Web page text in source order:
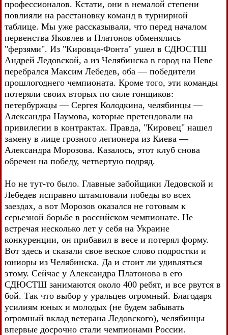
профессионалов. Кстати, они в немалой степени
повлияли на расстановку команд в турнирной
таблице. Мы уже рассказывали, что перед началом
первенства Яковлев и Платонов обменялись
"ферзями". Из "Кировца-Фонта" ушел в СДЮСТШ
Андрей Ледовской, а из Челябинска в город на Неве
перебрался Максим Лебедев, оба — победители
прошлогоднего чемпионата. Кроме того, эти команды
потеряли своих вторых по силе гонщиков:
петербуржцы — Сергея Колодкина, челябинцы —
Александра Наумова, которые претендовали на
привилегии в контрактах. Правда, "Кировец" нашел
замену в лице грозного легионера из Киева —
Александра Морозова. Казалось, этот клуб снова
обречен на победу, четвертую подряд.
Но не тут-то было. Главные забойщики Ледовской и
Лебедев исправно штамповали победы во всех
заездах, а вот Морозов оказался не готовым к
серьезной борьбе в российском чемпионате. Не
встречая несколько лет у себя на Украине
конкуренции, он прибавил в весе и потерял форму.
Вот здесь и сказали свое веское слово подростки и
юниоры из Челябинска. Да и стоит ли удивляться
этому. Сейчас у Александра Платонова в его
СДЮСТШ занимаются около 400 ребят, и все рвутся в
бой. Так что выбор у уральцев огромный. Благодаря
усилиям юных и молодых (не будем забывать
огромный вклад ветерана Ледовского), челябинцы
впервые досрочно стали чемпионами России.